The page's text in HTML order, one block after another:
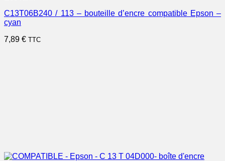
C13T06B240 / 113 – bouteille d’encre compatible Epson –
cyan
7,89 € TTC